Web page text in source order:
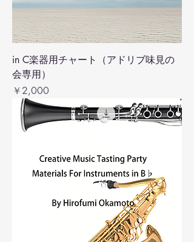
in C楽器用チャート（アドリブ味見の
会専用）
価格
￥2,000